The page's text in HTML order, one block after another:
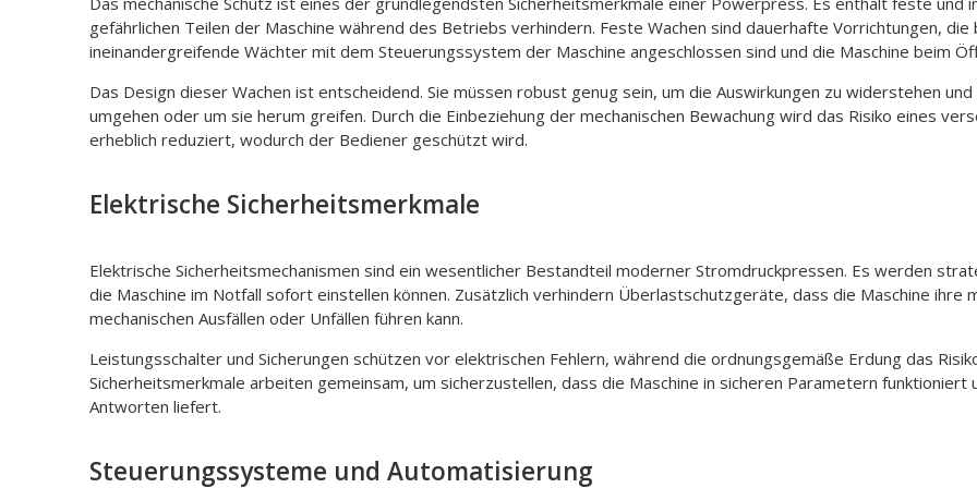
gefährlichen Teilen der Maschine während des Betriebs verhindern. Feste Wachen sind dauerhafte Vorrichtungen,
ineinandergreifende Wächter mit dem Steuerungssystem der Maschine angeschlossen sind und die Maschine beim
Das Design dieser Wachen ist entscheidend. Sie müssen robust genug sein, um die Auswirkungen zu widerstehen
umgehen oder um sie herum greifen. Durch die Einbeziehung der mechanischen Bewachung wird das Risiko eines
erheblich reduziert, wodurch der Bediener geschützt wird.
Elektrische Sicherheitsmerkmale
Elektrische Sicherheitsmechanismen sind ein wesentlicher Bestandteil moderner Stromdruckpressen. Es werden
die Maschine im Notfall sofort einstellen können. Zusätzlich verhindern Überlastschutzgeräte, dass die Maschine
mechanischen Ausfällen oder Unfällen führen kann.
Leistungsschalter und Sicherungen schützen vor elektrischen Fehlern, während die ordnungsgemäße Erdung das
Sicherheitsmerkmale arbeiten gemeinsam, um sicherzustellen, dass die Maschine in sicheren Parametern
Antworten liefert.
Steuerungssysteme und Automatisierung